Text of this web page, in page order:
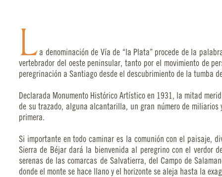
La denominación de Vía de “la Plata” procede de la
vertebrador del oeste peninsular, tanto por el movimiento de
peregrinación a Santiago desde el descubrimiento de la tumba
Declarada Monumento Histórico Artístico en 1931, la mitad
de su trazado, alguna alcantarilla, un gran número de
primera.
Si importante en todo caminar es la comunión con el paisaje,
Sierra de Béjar dará la bienvenida al peregrino con el verdor
serenas de las comarcas de Salvatierra, del Campo de
donde el monte se hace llano y el horizonte se aleja hasta la